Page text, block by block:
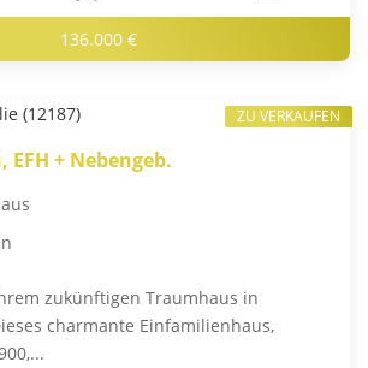
136.000 €
+ Nebengeb.
zukünftigen Traumhaus in
charmante Einfamilienhaus,
ZU VERKAUFEN